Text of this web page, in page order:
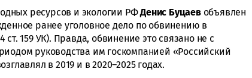
ресурсов и экологии РФДенис Буцаевобъявлен
ранее уголовное дело по обвинению в
159 УК). Правда, обвинение это связано не с
руководства им госкомпанией «Российский
в 2019 и в 2020–2025 годах.